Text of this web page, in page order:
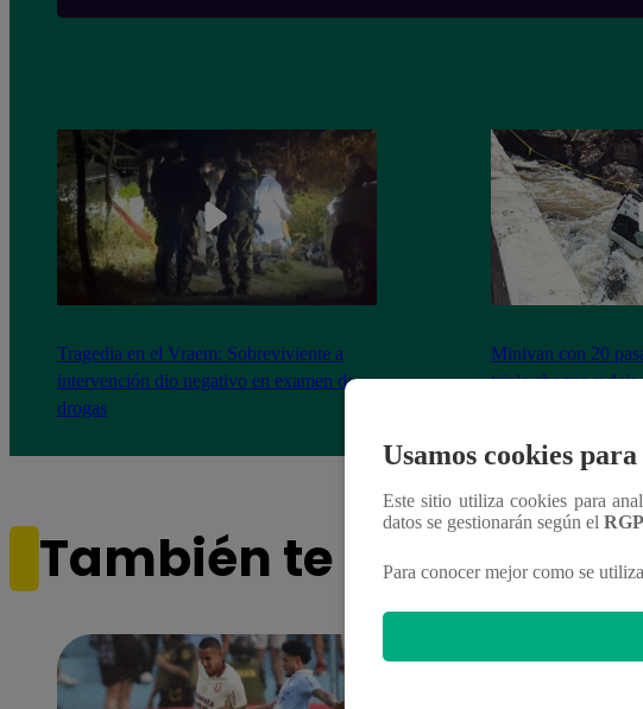
Tragedia en el Vraem: Sobreviviente a
intervención dio negativo en examen de
drogas
Minivan con 20
triple choque y deja
También te puede
Usamos cookies
Este sitio utiliza cookies para
datos se gestionarán según el
Para conocer mejor como se